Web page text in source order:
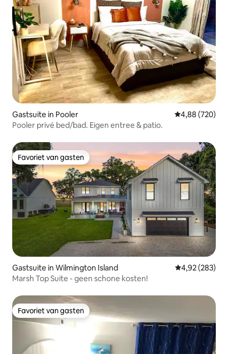
Gastsuite in Pooler Gemiddelde
4,88 (720)
Pooler privé bed/bad. Eigen entree & patio.
Favoriet van gasten
Favoriet van gasten
Gastsuite in Wilmington Island Gemiddelde
4,92 (283)
Marsh Top Suite - geen schone kosten!
Favoriet van gasten
Favoriet van gasten